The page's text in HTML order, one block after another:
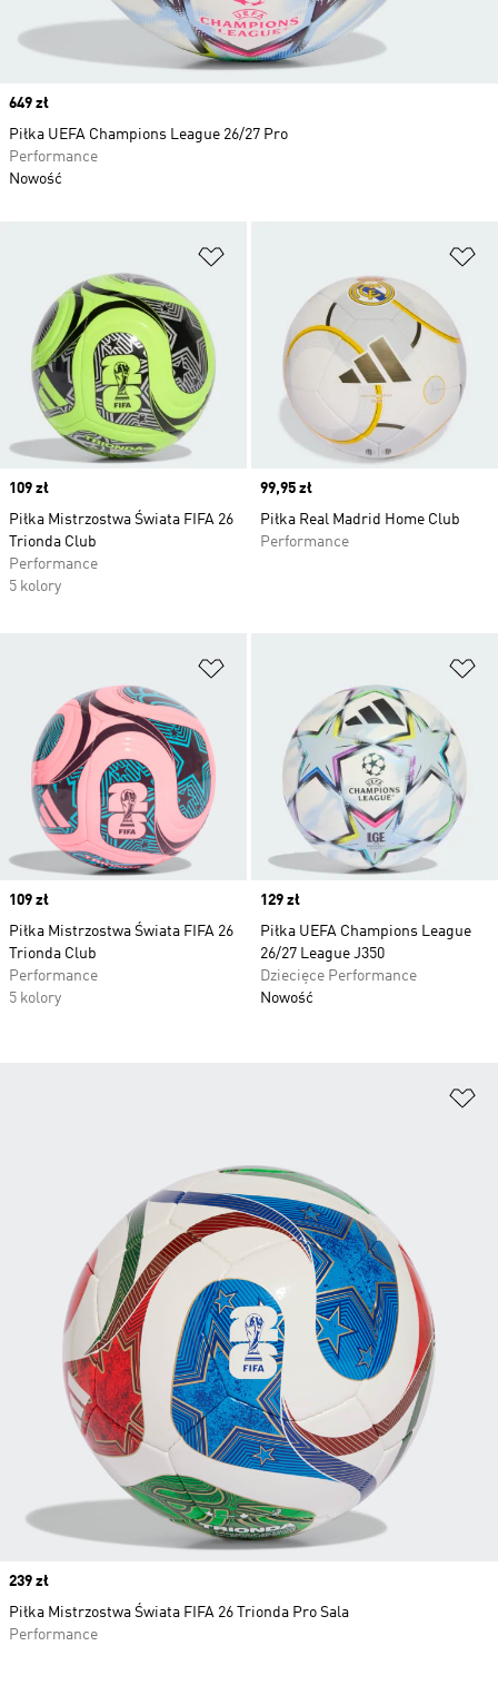
Price
109 zł
Piłka Mistrzostwa Świata FIFA 26
Trionda Club
Performance
5 kolory
Price
99,95 zł
Piłka Real Madrid Home Club
Performance
Price
109 zł
Piłka Mistrzostwa Świata FIFA 26
Trionda Club
Performance
5 kolory
Price
129 zł
Piłka UEFA Champions League
26/27 League J350
Dziecięce Performance
Nowość
Price
649 zł
Piłka UEFA Champions League 26/27 Pro
Performance
Nowość
Price
239 zł
Piłka Mistrzostwa Świata FIFA 26 Trionda Pro Sala
Performance